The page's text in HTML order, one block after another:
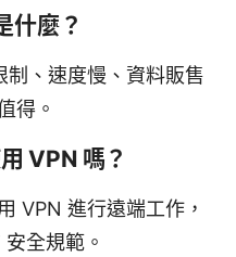
什麼？
制、速度慢、資料販售
得。
VPN 嗎？
VPN 進行遠端工作，
全規範。